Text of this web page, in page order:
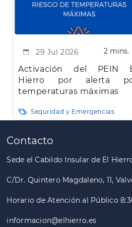
29 Jul 2026 2 mins.
Activación del PEIN
Hierro por alerta
temperaturas máximas
Seguridad y Emergencias
Paginación
Contacto
Sede el Cabildo Insular de El
C/Dr. Quintero Magdaleno, 11,
Horario de Atención al Público
informacion@elhierro.es